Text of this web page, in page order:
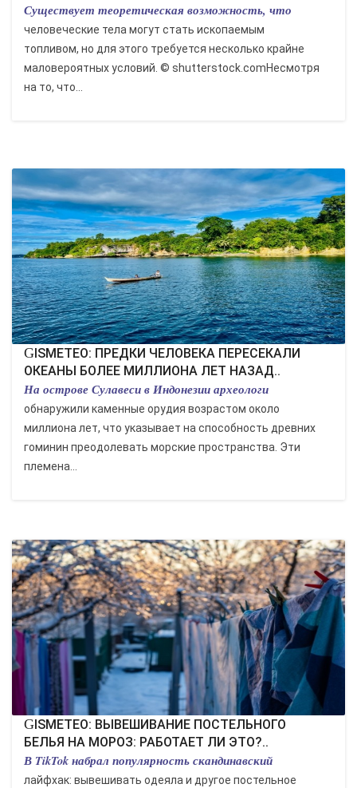
‌Существует теоретическая возможность, что
человеческие тела могут стать ископаемым
топливом, но для этого требуется несколько крайне
маловероятных условий. © shutterstock.comНесмотря
на то, что...
GISMETEO: ПРЕДКИ ЧЕЛОВЕКА ПЕРЕСЕКАЛИ
ОКЕАНЫ БОЛЕЕ МИЛЛИОНА ЛЕТ НАЗАД..
На острове Сулавеси в Индонезии археологи
обнаружили каменные орудия возрастом около
миллиона лет, что указывает на способность древних
гоминин преодолевать морские пространства. Эти
племена...
GISMETEO: ВЫВЕШИВАНИЕ ПОСТЕЛЬНОГО
БЕЛЬЯ НА МОРОЗ: РАБОТАЕТ ЛИ ЭТО?..
В TikTok набрал популярность скандинавский
лайфхак: вывешивать одеяла и другое постельное